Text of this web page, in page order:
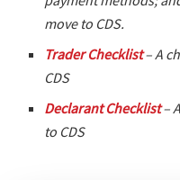
move to CDS.
Trader Checklist– A
CDS
Declarant Checklist–
to CDS